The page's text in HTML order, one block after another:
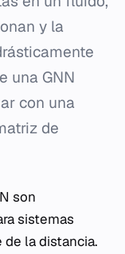
y la
una GNN
con una
de
son
sistemas
la distancia.